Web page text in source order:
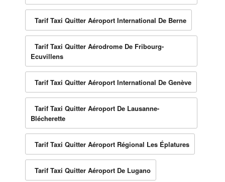
Tarif Taxi Quitter Aéroport International De Berne
Tarif Taxi Quitter Aérodrome De Fribourg-
Ecuvillens
Tarif Taxi Quitter Aéroport International De Genève
Tarif Taxi Quitter Aéroport De Lausanne-
Blécherette
Tarif Taxi Quitter Aéroport Régional Les Éplatures
Tarif Taxi Quitter Aéroport De Lugano